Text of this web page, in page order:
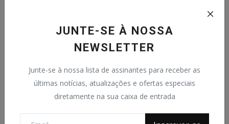
JUNTE-SE À NOSSA
NEWSLETTER
Junte-se à nossa lista de assinantes para receber as
últimas notícias, atualizações e ofertas especiais
diretamente na sua caixa de entrada
Posts populares